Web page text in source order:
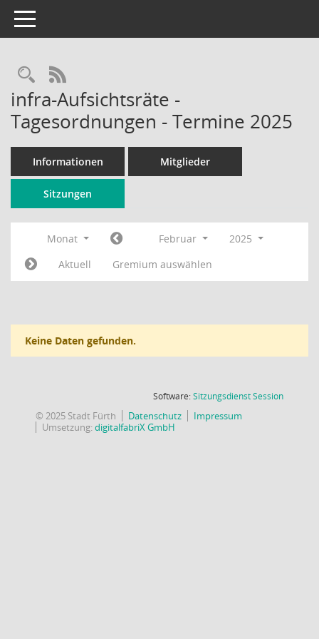
Toggle navigation
Rechercheauswahl
RSS-Feed
infra-Aufsichtsräte -
Tagesordnungen - Termine 2025
Informationen Mitglieder
Sitzungen
Monat Februar
2025
Aktuell
Gremium auswählen
Keine Daten gefunden.
Software:SitzungsdienstSession(Wird in
© 2025 Stadt Fürth Datenschutz
Impressum
Umsetzung:digitalfabriX GmbH